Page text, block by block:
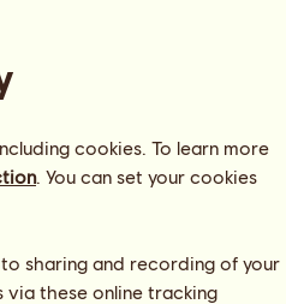
cookies. To learn more
. You can set your cookies
sharing and recording of your
these online tracking